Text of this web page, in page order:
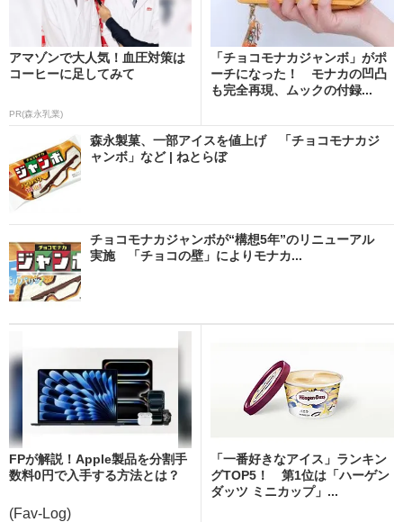
アマゾンで大人気！血圧対策は
コーヒーに足してみて
PR(森永乳業)
「チョコモナカジャンボ」がポ
ーチになった！ モナカの凹凸
も完全再現、ムックの付録...
森永製菓、一部アイスを値上げ 「チョコモナカジ
ャンボ」など | ねとらぼ
チョコモナカジャンボが“構想5年”のリニューアル
実施 「チョコの壁」によりモナカ...
FPが解説！Apple製品を分割手
数料0円で入手する方法とは？
(Fav-Log)
「一番好きなアイス」ランキン
グTOP5！ 第1位は「ハーゲン
ダッツ ミニカップ」...